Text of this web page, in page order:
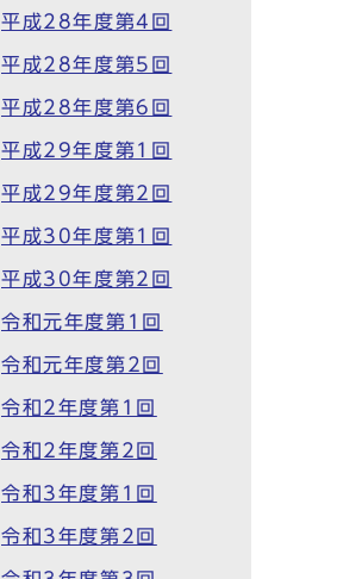
平成28年度第4回
平成28年度第5回
平成28年度第6回
平成29年度第1回
平成29年度第2回
平成30年度第1回
平成30年度第2回
令和元年度第1回
令和元年度第2回
令和2年度第1回
令和2年度第2回
令和3年度第1回
令和3年度第2回